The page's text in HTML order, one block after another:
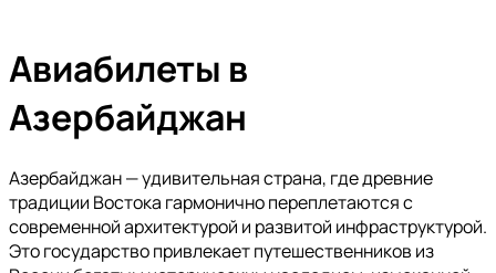
Авиабилеты в
Азербайджан
Азербайджан — удивительная страна, где древние
традиции Востока гармонично переплетаются с
современной архитектурой и развитой инфраструктурой.
Это государство привлекает путешественников из